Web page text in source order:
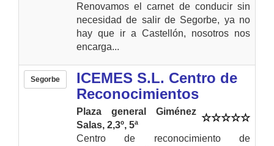
Renovamos el carnet de conducir sin
necesidad de salir de Segorbe, ya no
hay que ir a Castellón, nosotros nos
encarga...
Segorbe
ICEMES S.L. Centro de
Reconocimientos
Plaza general Giménez
Salas, 2,3º, 5ª
Centro de reconocimiento de